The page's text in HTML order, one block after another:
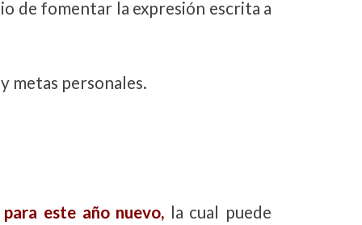
de fomentar la expresión escrita a
metas personales.
este año nuevo, la cual puede